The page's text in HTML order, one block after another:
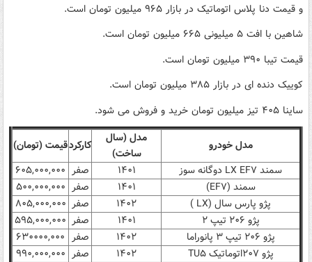
و قیمت دنا پلاس اتوماتیک در بازار ۹۶۵ میلیون تومان است.
شاهین با افت ۵ میلیونی ۶۶۵ میلیون تومان است.
قیمت تیبا ۳۹۰ میلیون تومان است.
کوییک دنده ای در بازار ۳۸۵ میلیون تومان است.
ساینا ۴۰۵ تیز میلیون تومان خرید و فروش می شود.
مدل خودرو
مدل (سال
ساخت)
کارکردقیمت (تومان)
سمند LX EF۷ دوگانه سوز
۱۴۰۱ صفر ۶۰۵,۰۰۰,۰۰۰
سمند (EF۷)
۱۴۰۱ صفر ۵۰۰,۰۰۰,۰۰۰
پژو پارس سال (LX )
۱۴۰۲ صفر ۸۰۵,۰۰۰,۰۰۰
پژو ۲۰۶ تیپ ۲
۱۴۰۱ صفر ۵۹۵,۰۰۰,۰۰۰
پژو ۲۰۶ تیپ ۳ پانوراما
۱۴۰۲ صفر ۶۳۰۰۰۰,۰۰۰
پژو ۲۰۷اتوماتیک TU۵
۱۴۰۲ صفر ۹۹۰,۰۰۰,۰۰۰